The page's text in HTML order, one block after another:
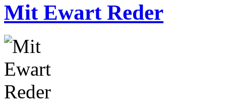
Mit Ewart Reder